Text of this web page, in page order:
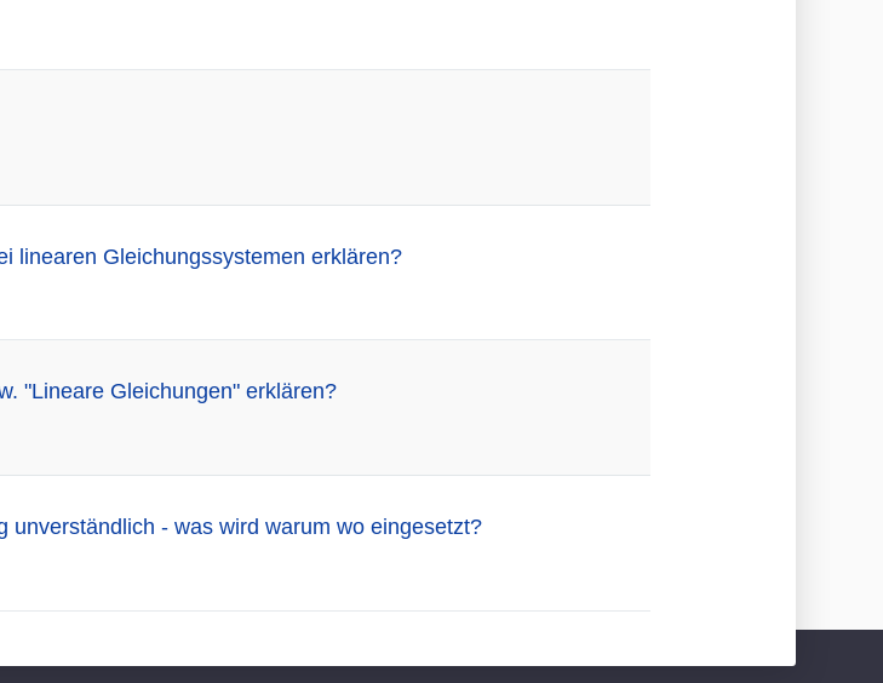
linearen Gleichungssystemen erklären?
"Lineare Gleichungen" erklären?
unverständlich - was wird warum wo eingesetzt?